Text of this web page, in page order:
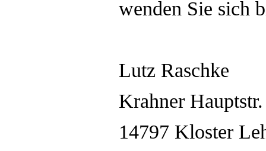
wenden Sie sich
Lutz Raschke
Krahner
14797 Kloster